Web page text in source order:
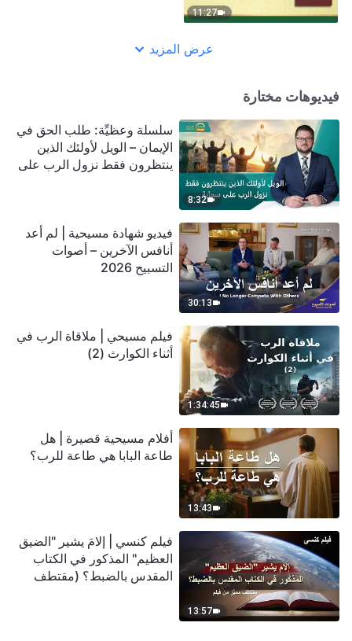
11:27
عرض المزيد
فيديوهات مختارة
8:32
سلسلة وعظيِّة: طلب الحق في
الإيمان – الويل لأولئك الذين
ينتظرون فقط نزول الرب على
30:13
فيديو شهادة مسيحية | لم أعد
أنافس الآخرين – أصوات
التسبيح 2026
1:34:45
فيلم مسيحي | ملاقاة الرب في
أثناء الكوارث (2)
13:43
أفلام مسيحية قصيرة | هل
طاعة البابا هي طاعة للرب؟
13:57
فيلم كنسي | إلامَ يشير "الضيق
العظيم" المذكور في الكتاب
المقدس بالضبط؟ (مقتطف